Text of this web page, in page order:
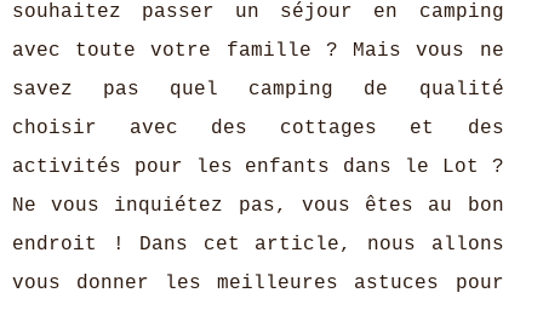
souhaitez passer un séjour en camping
avec toute votre famille ? Mais vous ne
savez pas quel camping de qualité
choisir avec des cottages et des
activités pour les enfants dans le Lot ?
Ne vous inquiétez pas, vous êtes au bon
endroit ! Dans cet article, nous allons
vous donner les meilleures astuces pour